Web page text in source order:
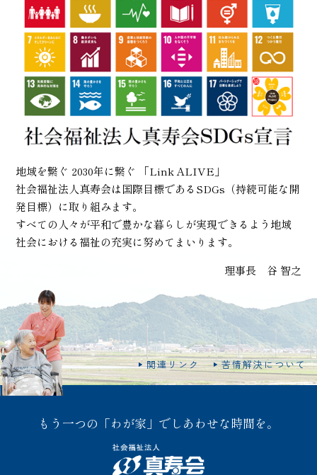
地域を繋ぐ 2030年に繋ぐ 「Link ALIVE」
社会福祉法人真寿会は国際目標であるSDGs（持続可能な開
発目標）に取り組みます。
すべての人々が平和で豊かな暮らしが実現できるよう地域
社会における福祉の充実に努めてまいります。
理事長 谷 智之
関連リンク 苦情解決について
もう一つの「わが家」でしあわせな時間を。